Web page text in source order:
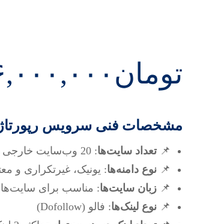
تومان
مشخصات فنی سرویس
📌تعداد سایت‌ها: 20 وب‌سایت خارجی با دامین آتوریتی بالا
📌نوع دامنه‌ها: یونیک، غیرتکراری و
📌زبان سایت‌ها: مناسب برای
📌نوع لینک‌ها: فالو (Dofollow)